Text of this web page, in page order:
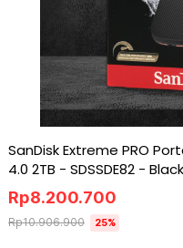
SanDisk Extreme PRO
4.0 2TB - SDSSDE82 - Black
Rp8.200.700
Rp10.906.900 25%